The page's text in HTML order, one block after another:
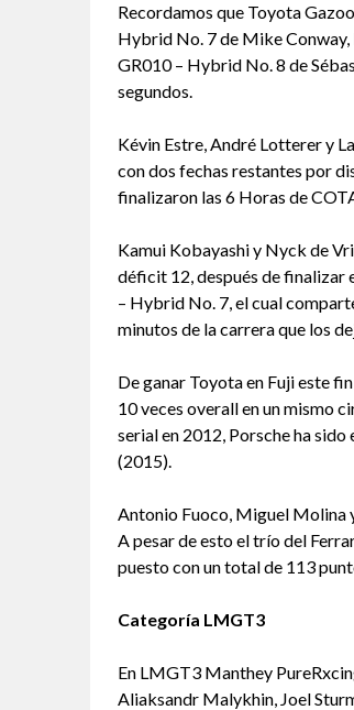
Recordamos que Toyota
Hybrid No. 7 de Mike
GR010 – Hybrid No. 8 de
segundos.
Kévin Estre, André Lotterer y
con dos fechas restantes por
finalizaron las 6 Horas de
Kamui Kobayashi y Nyck de
déficit 12, después de finalizar
– Hybrid No. 7, el cual
minutos de la carrera que los
De ganar Toyota en Fuji este
10 veces overall en un mismo
serial en 2012, Porsche ha
(2015).
Antonio Fuoco, Miguel Molina
A pesar de esto el trío del
puesto con un total de 113
Categoría LMGT3
En LMGT3 Manthey
Aliaksandr Malykhin, Joel